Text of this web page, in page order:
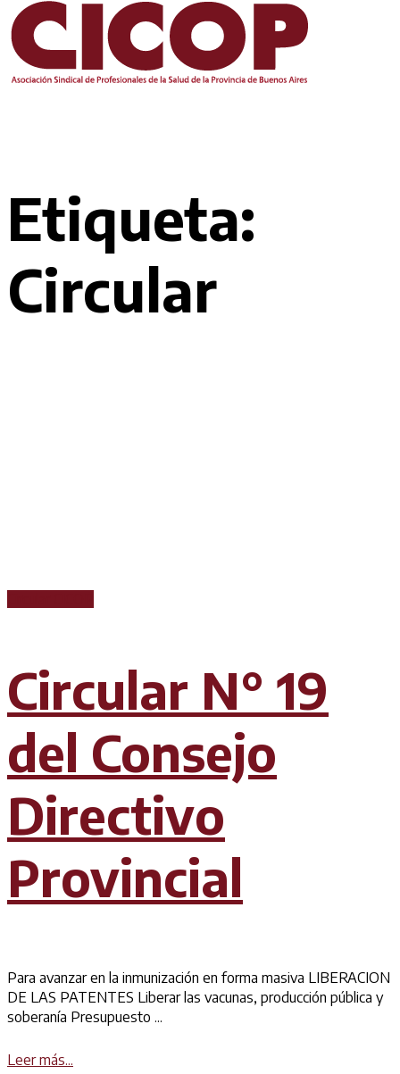
Etiqueta:
Circular
Circular N° 19
del Consejo
Directivo
Provincial
Para avanzar en la inmunización en forma masiva LIBERACION
DE LAS PATENTES Liberar las vacunas, producción pública y
soberanía Presupuesto ...
Leer más...